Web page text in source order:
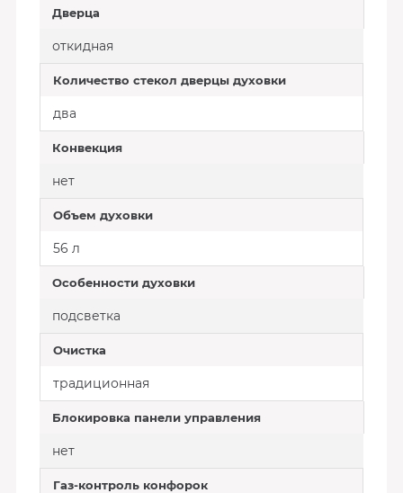
Дверца
откидная
Количество стекол дверцы духовки
два
Конвекция
нет
Объем духовки
56 л
Особенности духовки
подсветка
Очистка
традиционная
Блокировка панели управления
нет
Газ-контроль конфорок